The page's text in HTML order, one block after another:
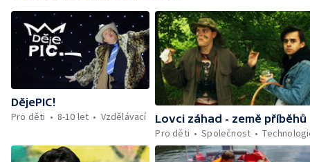
DějePIC!
Pro děti
8-10 let Vzdělávací
Lovci záhad - země příběhů
Pro děti
Společnost